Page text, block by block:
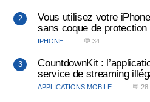
Vous utilisez votre
sans coque de protection
IPHONE 💬 34
CountdownKit :
service de streaming
APPLICATIONS MOBILE 💬 28